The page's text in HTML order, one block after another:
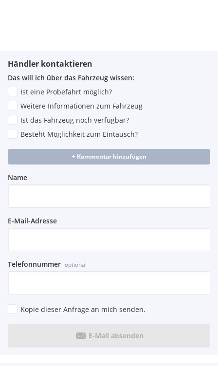
Händler kontaktieren
Das will ich über das Fahrzeug wissen:
Ist eine Probefahrt möglich?
Weitere Informationen zum Fahrzeug
Ist das Fahrzeug noch verfügbar?
Besteht Möglichkeit zum Eintausch?
+ Kommentar hinzufügen
Name
E-Mail-Adresse
Telefonnummer optional
Kopie dieser Anfrage an mich senden.
E-Mail absenden